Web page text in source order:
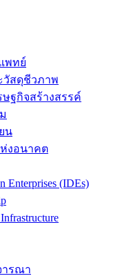
พทย์
วัสดุชีวภาพ
ษฐกิจสร้างสรรค์
น
งอนาคต
Enterprises (IDEs)
รณา